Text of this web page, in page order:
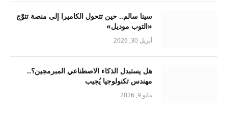
سينا سالم.. حين تتحول الكاميرا إلى منصة تتوّج
«التوب موديل»
أبريل 30, 2026
هل يستبدل الذكاء الاصطناعي المبرمجين؟..
مهندس تكنولوجيا يُجيب
مايو 9, 2026